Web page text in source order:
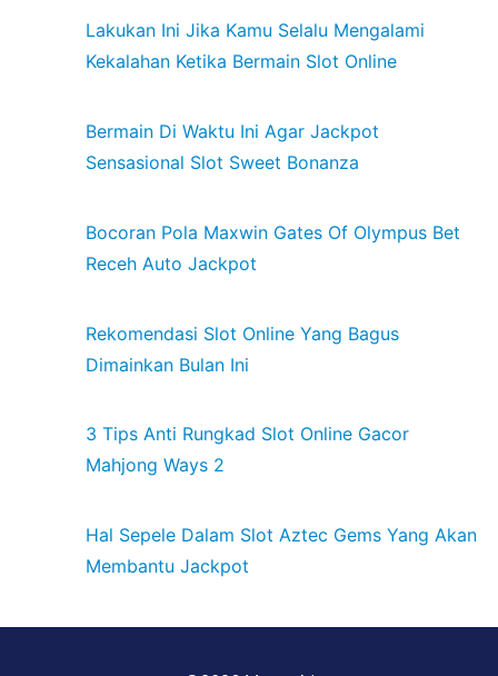
Lakukan Ini Jika Kamu Selalu Mengalami
Kekalahan Ketika Bermain Slot Online
Bermain Di Waktu Ini Agar Jackpot
Sensasional Slot Sweet Bonanza
Bocoran Pola Maxwin Gates Of Olympus Bet
Receh Auto Jackpot
Rekomendasi Slot Online Yang Bagus
Dimainkan Bulan Ini
3 Tips Anti Rungkad Slot Online Gacor
Mahjong Ways 2
Hal Sepele Dalam Slot Aztec Gems Yang Akan
Membantu Jackpot